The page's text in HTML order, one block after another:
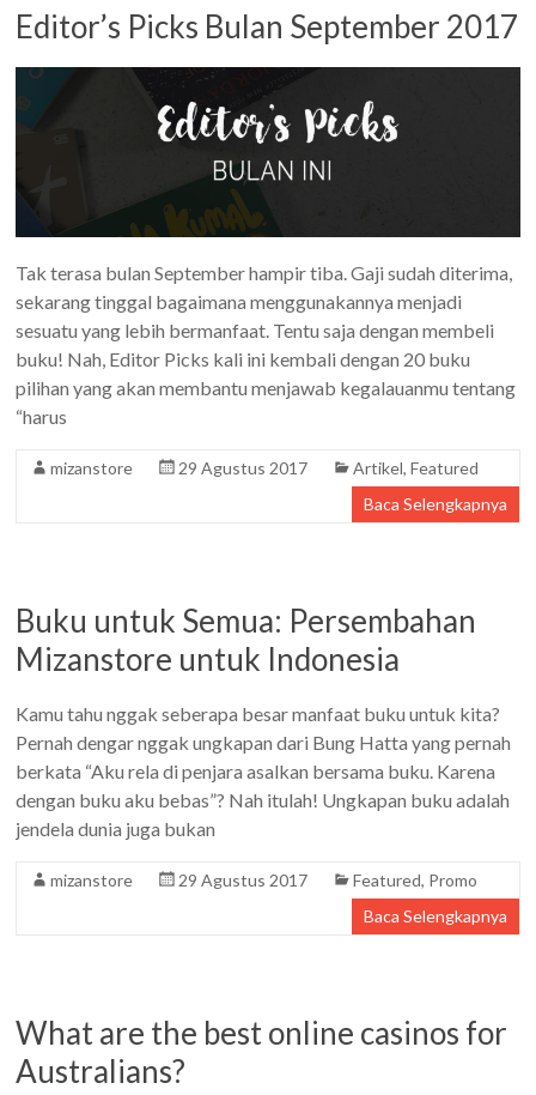
Editor’s Picks Bulan September 2017
Tak terasa bulan September hampir tiba. Gaji sudah diterima,
sekarang tinggal bagaimana menggunakannya menjadi
sesuatu yang lebih bermanfaat. Tentu saja dengan membeli
buku! Nah, Editor Picks kali ini kembali dengan 20 buku
pilihan yang akan membantu menjawab kegalauanmu tentang
“harus
mizanstore 29 Agustus 2017 Artikel,Featured
Baca Selengkapnya
Buku untuk Semua: Persembahan
Mizanstore untuk Indonesia
Kamu tahu nggak seberapa besar manfaat buku untuk kita?
Pernah dengar nggak ungkapan dari Bung Hatta yang pernah
berkata “Aku rela di penjara asalkan bersama buku. Karena
dengan buku aku bebas”? Nah itulah! Ungkapan buku adalah
jendela dunia juga bukan
mizanstore 29 Agustus 2017 Featured, Promo
Baca Selengkapnya
What are the best online casinos for
Australians?